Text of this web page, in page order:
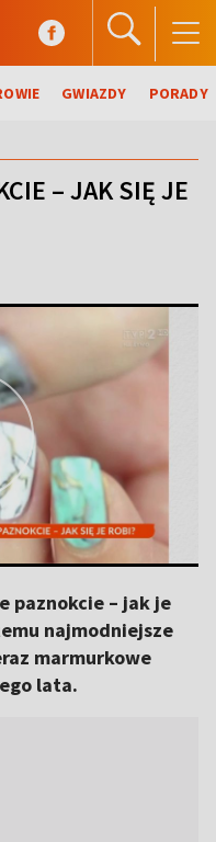
GWIAZDY PORADY
– JAK SIĘ JE
paznokcie – jak je
najmodniejsze
marmurkowe
lata.